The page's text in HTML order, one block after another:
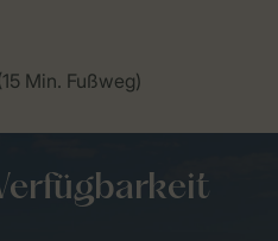
Min. Fußweg)